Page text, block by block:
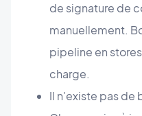
de signature de
manuellement.
pipeline en
charge.
Il n'existe pas